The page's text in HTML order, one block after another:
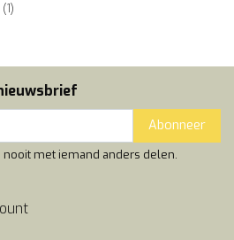
(1)
Abonneer
met iemand anders delen.